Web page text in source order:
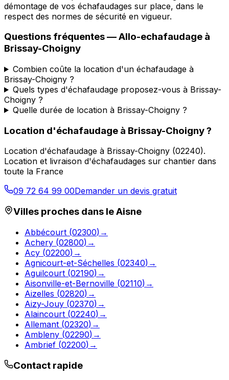
démontage de vos échafaudages sur place, dans le
respect des normes de sécurité en vigueur.
Questions fréquentes —Allo-echafaudage à
Brissay-Choigny
Combien coûte la location d'un échafaudage à
Brissay-Choigny ?
Quels types d'échafaudage proposez-vous à Brissay-
Choigny ?
Quelle durée de location à Brissay-Choigny ?
Location d'échafaudage à Brissay-Choigny?
Location d'échafaudage à Brissay-Choigny (02240).
Location et livraison d'échafaudages sur chantier dans
toute la France
09 72 64 99 00Demander un devis gratuit
Villes proches dans leAisne
Abbécourt (02300) →
Achery (02800) →
Acy (02200) →
Agnicourt-et-Séchelles (02340) →
Aguilcourt (02190) →
Aisonville-et-Bernoville (02110) →
Aizelles (02820) →
Aizy-Jouy (02370) →
Alaincourt (02240) →
Allemant (02320) →
Ambleny (02290) →
Ambrief (02200) →
Contact rapide